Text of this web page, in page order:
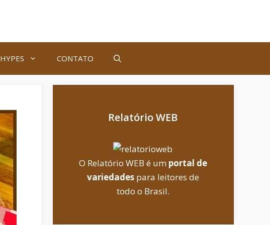
HYPES CONTATO
Relatório WEB
O Relatório WEB é um portal de
variedadespara leitores de
todo o Brasil.